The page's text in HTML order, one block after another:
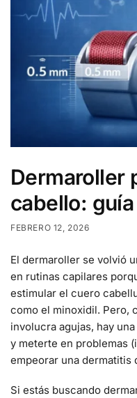
Dermaroller
cabello:
FEBRERO 12, 2026
El dermaroller se volvió
en rutinas capilares
estimular el cuero
como el minoxidil. Pero,
involucra agujas, hay
y meterte en problemas
empeorar una dermatitis
Si estás buscando